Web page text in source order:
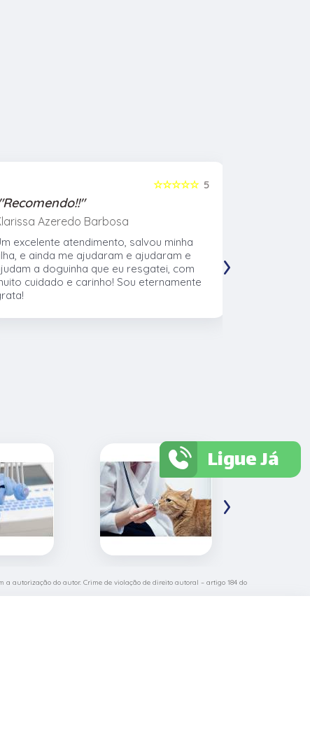
5
☆☆☆☆☆
"Recomendo!!"
Azeredo Barbosa
excelente atendimento, salvou minha
e ainda me ajudaram e ajudaram e
a doguinha que eu resgatei, com
cuidado e carinho! Sou eternamente
›
›
autorização do autor. Crime de violação de direito autoral – artigo 184 do
Ligue Já